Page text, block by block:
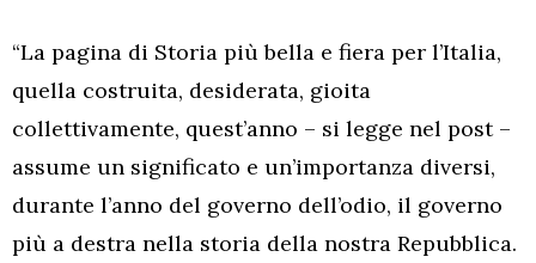
“La pagina di Storia più bella e fiera per l’Italia,
quella costruita, desiderata, gioita
collettivamente, quest’anno – si legge nel post –
assume un significato e un’importanza diversi,
durante l’anno del governo dell’odio, il governo
più a destra nella storia della nostra Repubblica.